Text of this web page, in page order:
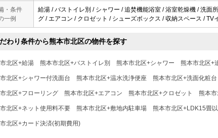
・条件
一例
給湯 / バストイレ別 / シャワー / 追焚機能浴室 / 浴室乾燥機 / 洗面
グ / エアコン / クロゼット / シューズボックス / 収納スペース /
わり条件から熊本市北区の物件を探す
北区+給湯 熊本市北区+バストイレ別 熊本市北区+シャワー 熊本市北区+
北区+シャワー付洗面台 熊本市北区+温水洗浄便座 熊本市北区+洗面化粧台
北区+フローリング 熊本市北区+エアコン 熊本市北区+クロゼット 熊本
北区+ネット使用料不要 熊本市北区+敷地内駐車場 熊本市北区+LDK15畳
北区+カード決済(初期費用)